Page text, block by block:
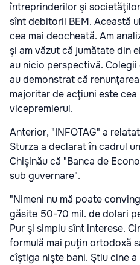
întreprinderilor şi
sînt debitorii BEM. Această
cea mai deocheată. Am
şi am văzut că jumătate din
au nicio perspectivă.
au demonstrat că
majoritar de acţiuni este
vicepremierul.
Anterior, "INFOTAG" a
Sturza a declarat în cadrul
Chişinău că "Banca de
sub guvernare".
"Nimeni nu mă poate
găsite 50-70 mil. de dolari
Pur şi simplu sînt interese.
formulă mai puţin ortodoxă
cîştiga nişte bani. Ştiu cine a